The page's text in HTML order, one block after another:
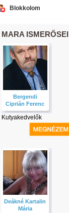
Blokkolom
MARA ISMERŐSEI
Bergendi
Ciprián Ferenc
Kutyakedvelők
Deákné Kartalin
Mária